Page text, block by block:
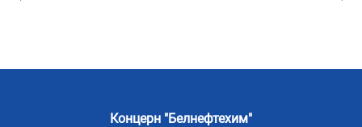
Концерн "Белнефтехим"